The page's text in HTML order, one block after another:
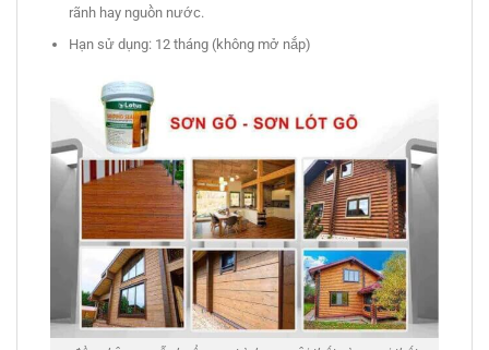
rãnh hay nguồn nước.
Hạn sử dụng: 12 tháng (không mở nắp)